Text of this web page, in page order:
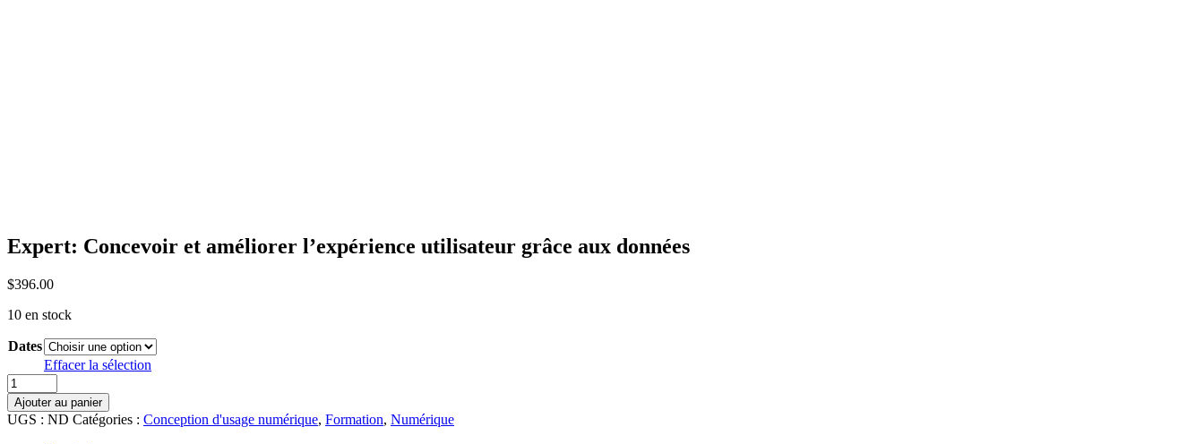
Expert: Concevoir et améliorer l’expérience utilisateur grâce aux données
$396.00
10 en stock
Dates
Effacer la sélection
quantité
de
Expert:
Concevoir
Ajouter au panier
UGS : ND Catégories : Conception d'usage numérique, Formation, Numérique